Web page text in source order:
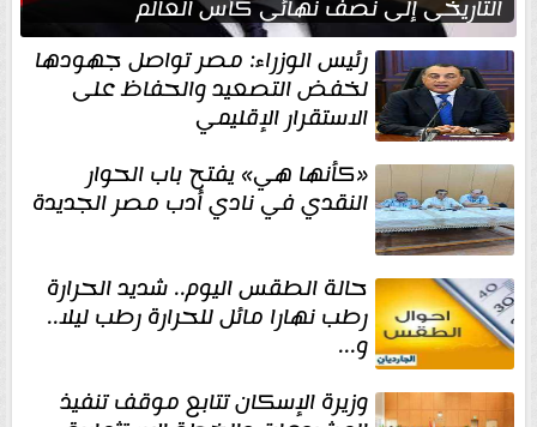
التاريخي إلى نصف نهائي كأس العالم
رئيس الوزراء: مصر تواصل جهودها
لخفض التصعيد والحفاظ على
الاستقرار الإقليمي
«كأنها هي» يفتح باب الحوار
النقدي في نادي أدب مصر الجديدة
حالة الطقس اليوم.. شديد الحرارة
رطب نهارا مائل للحرارة رطب ليلا..
و...
وزيرة الإسكان تتابع موقف تنفيذ